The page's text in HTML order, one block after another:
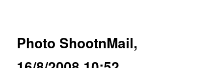
Photo ShootnMail,